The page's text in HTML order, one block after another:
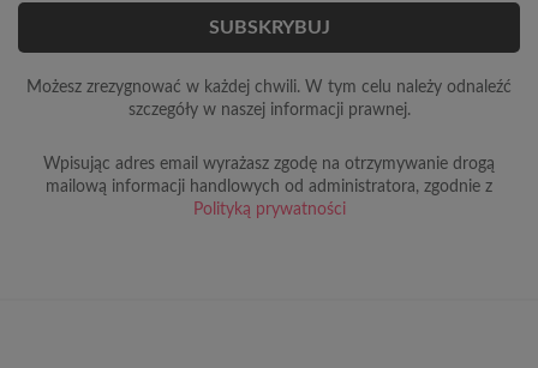
Możesz zrezygnować w każdej chwili. W tym celu należy odnaleźć
szczegóły w naszej informacji prawnej.
Wpisując adres email wyrażasz zgodę na otrzymywanie drogą
mailową informacji handlowych od administratora, zgodnie z
Polityką prywatności